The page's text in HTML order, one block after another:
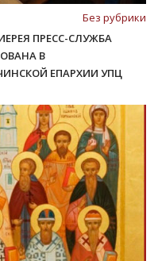
Без рубрики
ПРЕСС-СЛУЖБА
В
ЕПАРХИИ УПЦ